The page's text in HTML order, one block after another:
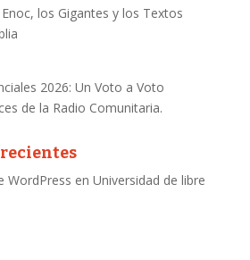
los Gigantes y los Textos
2026: Un Voto a Voto
de la Radio Comunitaria.
WordPress en Universidad de libre